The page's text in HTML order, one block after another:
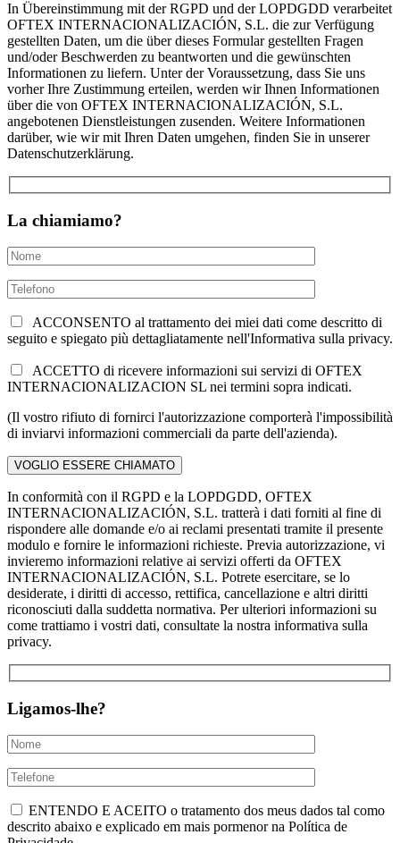
In Übereinstimmung mit der RGPD und der LOPDGDD verarbeitet
OFTEX INTERNACIONALIZACIÓN, S.L. die zur Verfügung
gestellten Daten, um die über dieses Formular gestellten Fragen
und/oder Beschwerden zu beantworten und die gewünschten
Informationen zu liefern. Unter der Voraussetzung, dass Sie uns
vorher Ihre Zustimmung erteilen, werden wir Ihnen Informationen
über die von OFTEX INTERNACIONALIZACIÓN, S.L.
angebotenen Dienstleistungen zusenden. Weitere Informationen
darüber, wie wir mit Ihren Daten umgehen, finden Sie in unserer
Datenschutzerklärung.
La chiamiamo?
ACCONSENTO al trattamento dei miei dati come descritto di
seguito e spiegato più dettagliatamente nell'Informativa sulla privacy.
ACCETTO di ricevere informazioni sui servizi di OFTEX
INTERNACIONALIZACION SL nei termini sopra indicati.
(Il vostro rifiuto di fornirci l'autorizzazione comporterà l'impossibilità
di inviarvi informazioni commerciali da parte dell'azienda).
In conformità con il RGPD e la LOPDGDD, OFTEX
INTERNACIONALIZACIÓN, S.L. tratterà i dati forniti al fine di
rispondere alle domande e/o ai reclami presentati tramite il presente
modulo e fornire le informazioni richieste. Previa autorizzazione, vi
invieremo informazioni relative ai servizi offerti da OFTEX
INTERNACIONALIZACIÓN, S.L. Potrete esercitare, se lo
desiderate, i diritti di accesso, rettifica, cancellazione e altri diritti
riconosciuti dalla suddetta normativa. Per ulteriori informazioni su
come trattiamo i vostri dati, consultate la nostra informativa sulla
privacy.
Ligamos-lhe?
ENTENDO E ACEITO o tratamento dos meus dados tal como
descrito abaixo e explicado em mais pormenor na Política de